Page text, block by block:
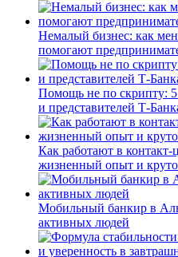
Немалый бизнес: как
помогают
Помощь не по скрипту:
и представителей Т-
Как работают в
жизненный опыт и
Мобильный банкир в
активных людей